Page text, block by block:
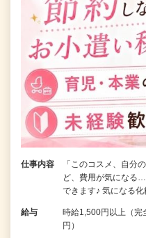
仕事内容
「このコスメ、自分
ど、費用が気になる
できます♪ 気になる
給与
時給1,500円以上（完
円）